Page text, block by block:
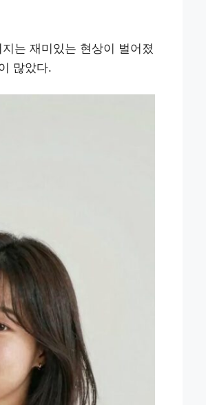
는 재미있는 현상이 벌어졌
많았다.